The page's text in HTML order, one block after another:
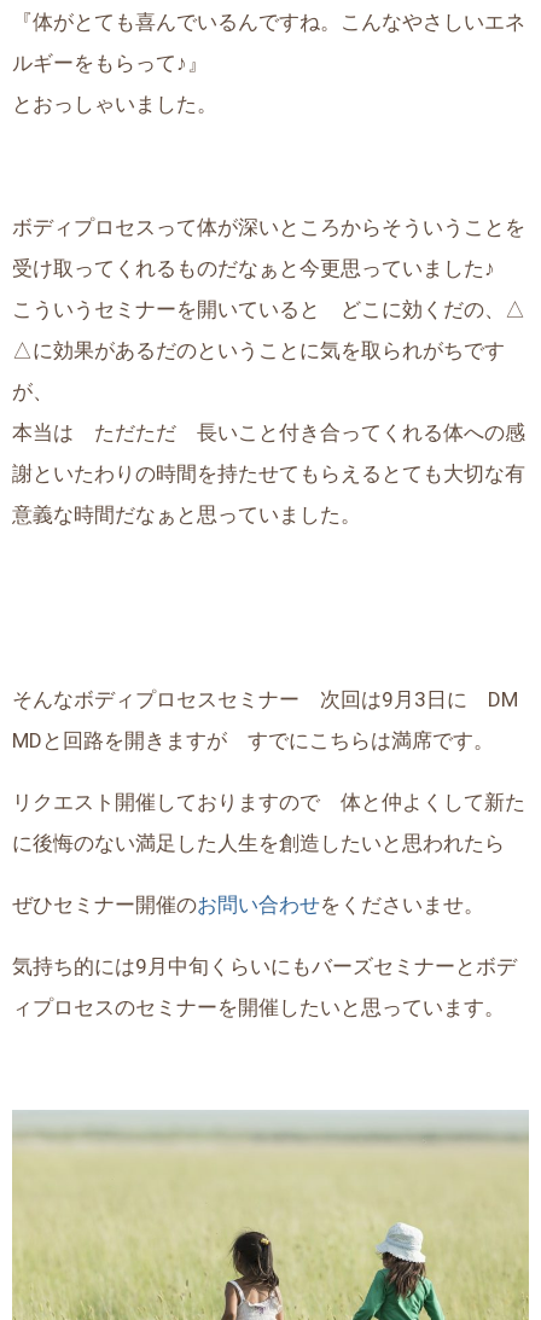
『体がとても喜んでいるんですね。こんなやさしいエネ
ルギーをもらって♪』
とおっしゃいました。
ボディプロセスって体が深いところからそういうことを
受け取ってくれるものだなぁと今更思っていました♪
こういうセミナーを開いていると どこに効くだの、△
△に効果があるだのということに気を取られがちです
が、
本当は ただただ 長いこと付き合ってくれる体への感
謝といたわりの時間を持たせてもらえるとても大切な有
意義な時間だなぁと思っていました。
そんなボディプロセスセミナー 次回は9月3日に DM
MDと回路を開きますが すでにこちらは満席です。
リクエスト開催しておりますので 体と仲よくして新た
に後悔のない満足した人生を創造したいと思われたら
ぜひセミナー開催のお問い合わせをくださいませ。
気持ち的には9月中旬くらいにもバーズセミナーとボデ
ィプロセスのセミナーを開催したいと思っています。